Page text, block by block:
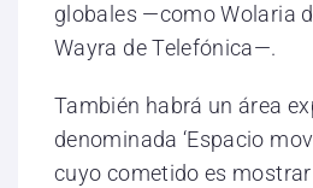
globales —como Wolaria
Wayra de Telefónica—.
También habrá un área
denominada ‘Espacio
cuyo cometido es